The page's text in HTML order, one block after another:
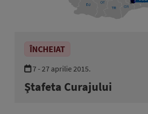
ÎNCHEIAT
7 - 27 aprilie 2015.
Ştafeta Curajului